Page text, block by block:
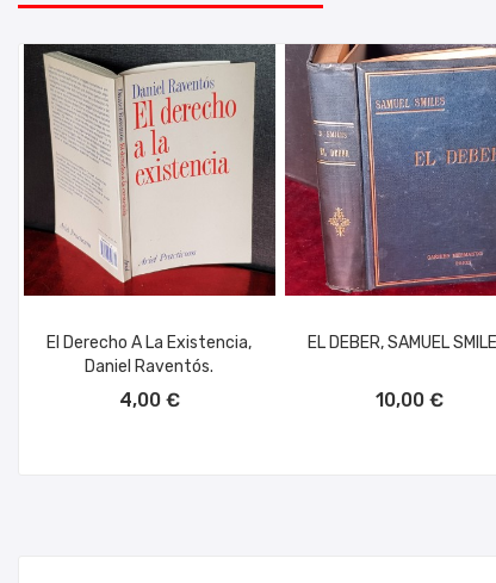
El Derecho A La Existencia,
Daniel Raventós.
4,00 €
EL DEBER, SAMUEL
10,00 €